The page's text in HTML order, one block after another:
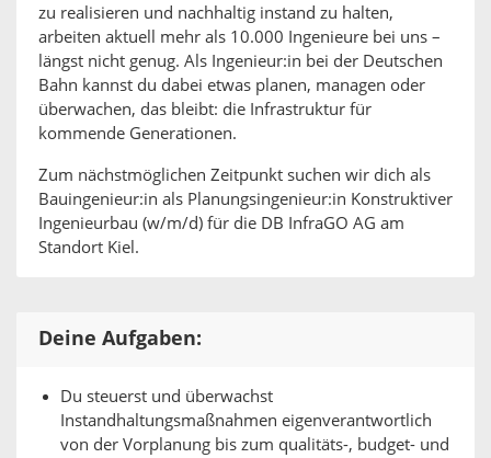
zu realisieren und nachhaltig instand zu halten,
arbeiten aktuell mehr als 10.000 Ingenieure bei uns –
längst nicht genug. Als Ingenieur:in bei der Deutschen
Bahn kannst du dabei etwas planen, managen oder
überwachen, das bleibt: die Infrastruktur für
kommende Generationen.
Zum nächstmöglichen Zeitpunkt suchen wir dich als
Bauingenieur:in als Planungsingenieur:in Konstruktiver
Ingenieurbau (w/m/d) für die DB InfraGO AG am
Standort Kiel.
Deine Aufgaben:
Du steuerst und überwachst
Instandhaltungsmaßnahmen eigenverantwortlich
von der Vorplanung bis zum qualitäts-, budget- und